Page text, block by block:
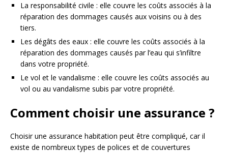
La responsabilité civile : elle couvre les coûts associés à la
réparation des dommages causés aux voisins ou à des
tiers.
Les dégâts des eaux : elle couvre les coûts associés à la
réparation des dommages causés par l’eau qui s’infiltre
dans votre propriété.
Le vol et le vandalisme : elle couvre les coûts associés au
vol ou au vandalisme subis par votre propriété.
Comment choisir une assurance ?
Choisir une assurance habitation peut être compliqué, car il
existe de nombreux types de polices et de couvertures